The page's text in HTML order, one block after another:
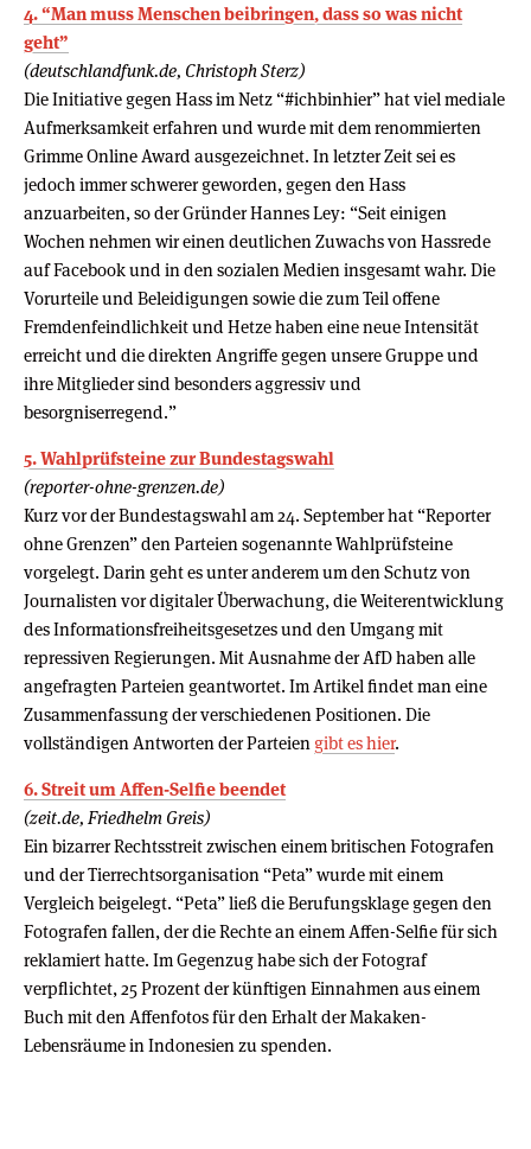
4. “Man muss Menschen beibringen, dass so was nicht
geht”
(deutschlandfunk.de, Christoph Sterz)
Die Initiative gegen Hass im Netz “#ichbinhier” hat viel mediale
Aufmerksamkeit erfahren und wurde mit dem renommierten
Grimme Online Award ausgezeichnet. In letzter Zeit sei es
jedoch immer schwerer geworden, gegen den Hass
anzuarbeiten, so der Gründer Hannes Ley: “Seit einigen
Wochen nehmen wir einen deutlichen Zuwachs von Hassrede
auf Facebook und in den sozialen Medien insgesamt wahr. Die
Vorurteile und Beleidigungen sowie die zum Teil offene
Fremdenfeindlichkeit und Hetze haben eine neue Intensität
erreicht und die direkten Angriffe gegen unsere Gruppe und
ihre Mitglieder sind besonders aggressiv und
besorgniserregend.”
5. Wahlprüfsteine zur Bundestagswahl
(reporter-ohne-grenzen.de)
Kurz vor der Bundestagswahl am 24. September hat “Reporter
ohne Grenzen” den Parteien sogenannte Wahlprüfsteine
vorgelegt. Darin geht es unter anderem um den Schutz von
Journalisten vor digitaler Überwachung, die Weiterentwicklung
des Informationsfreiheitsgesetzes und den Umgang mit
repressiven Regierungen. Mit Ausnahme der AfD haben alle
angefragten Parteien geantwortet. Im Artikel findet man eine
Zusammenfassung der verschiedenen Positionen. Die
vollständigen Antworten der Parteien gibt es hier.
6. Streit um Affen-Selfie beendet
(zeit.de, Friedhelm Greis)
Ein bizarrer Rechtsstreit zwischen einem britischen Fotografen
und der Tierrechtsorganisation “Peta” wurde mit einem
Vergleich beigelegt. “Peta” ließ die Berufungsklage gegen den
Fotografen fallen, der die Rechte an einem Affen-Selfie für sich
reklamiert hatte. Im Gegenzug habe sich der Fotograf
verpflichtet, 25 Prozent der künftigen Einnahmen aus einem
Buch mit den Affenfotos für den Erhalt der Makaken-
Lebensräume in Indonesien zu spenden.